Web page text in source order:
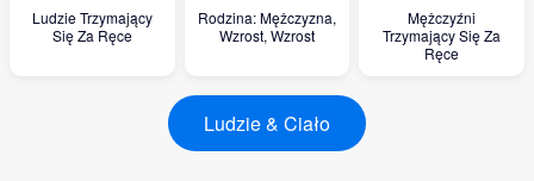
Ludzie Trzymający
Się Za Ręce
Rodzina: Mężczyzna,
Wzrost, Wzrost
Mężczyźni
Trzymający Się Za
Ręce
Ludzie & Ciało